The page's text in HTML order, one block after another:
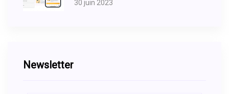
30 juin 2023
Newsletter